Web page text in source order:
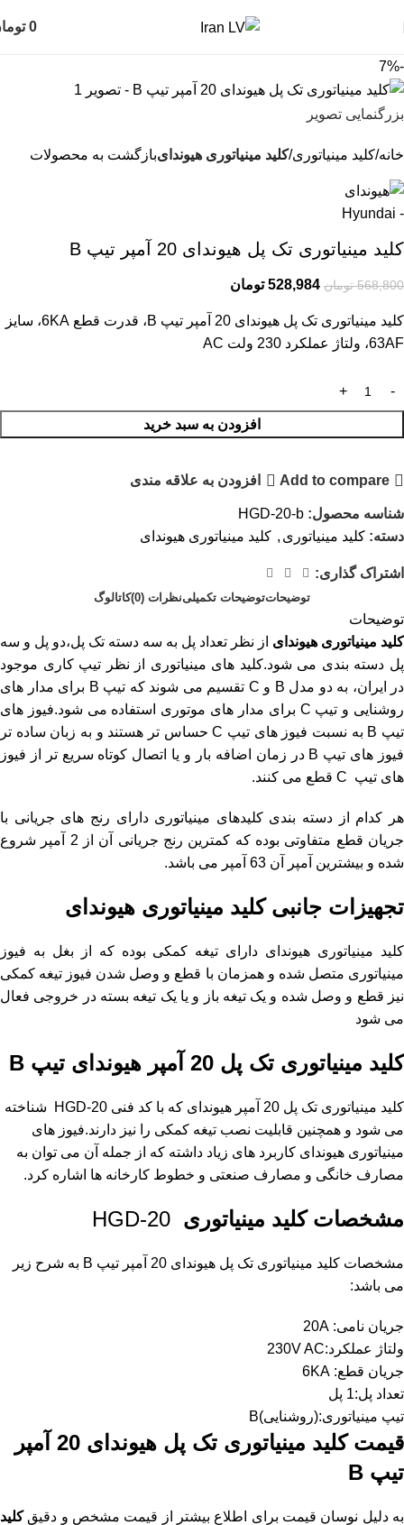
0
-7%
بزرگنمایی تصویر
خانه کلید مینیاتوری کلید مینیاتوری هیوندایبازگشت به محصولات
کلید مینیاتوری تک پل هیوندای 20 آمپر تیپ B
568,800 تومان 528,984 تومان
کلید مینیاتوری تک پل هیوندای 20 آمپر تیپ B، قدرت قطع 6KA، سایز
63AF، ولتاژ عملکرد 230 ولت AC
افزودن به سبد خرید
Add to compare افزودن به علاقه مندی
شناسه محصول: HGD-20-b
دسته: کلید مینیاتوری , کلید مینیاتوری هیوندای
اشتراک گذاری:
توضیحاتتوضیحات تکمیلینظرات (0) کاتالوگ
توضیحات
کلید مینیاتوری هیوندای از نظر تعداد پل به سه دسته تک پل،دو پل و سه
پل دسته بندی می شود.کلید های مینیاتوری از نظر تیپ کاری موجود
در ایران، به دو مدل B و C تقسیم می شوند که تیپ B برای مدار های
روشنایی و تیپ C برای مدار های موتوری استفاده می شود.فیوز های
تیپ B به نسبت فیوز های تیپ C حساس تر هستند و به زبان ساده تر
فیوز های تیپ B در زمان اضافه بار و یا اتصال کوتاه سریع تر از فیوز
های تیپ C قطع می کنند.
هر کدام از دسته بندی کلیدهای مینیاتوری دارای رنج های جریانی با
جریان قطع متفاوتی بوده که کمترین رنج جریانی آن از 2 آمپر شروع
شده و بیشترین آمپر آن 63 آمپر می باشد.
تجهیزات جانبی کلید مینیاتوری هیوندای
کلید مینیاتوری هیوندای دارای تیغه کمکی بوده که از بغل به فیوز
مینیاتوری متصل شده و همزمان با قطع و وصل شدن فیوز تیغه کمکی
نیز قطع و وصل شده و یک تیغه باز و یا یک تیغه بسته در خروجی فعال
می شود
کلید مینیاتوری تک پل 20 آمپر هیوندای تیپ B
کلید مینیاتوری تک پل 20 آمپر هیوندای که با کد فنی HGD-20 شناخته
می شود و همچنین قابلیت نصب تیغه کمکی را نیز دارند.فیوز های
مینیاتوری هیوندای کاربرد های زیاد داشته که از جمله آن می توان به
مصارف خانگی و مصارف صنعتی و خطوط کارخانه ها اشاره کرد.
مشخصاتکلید مینیاتوری
مشخصات کلید مینیاتوری تک پل هیوندای 20 آمپر تیپ B به شرح زیر
می باشد:
جریان نامی: 20A
ولتاژ عملکرد:230V AC
جریان قطع: 6KA
تعداد پل:1 پل
تیپ مینیاتوری:(روشنایی)B
قیمت کلید مینیاتوری تک پل هیوندای 20 آمپر
تیپ B
به دلیل نوسان قیمت برای اطلاع بیشتر از قیمت مشخص و دقیقکلید